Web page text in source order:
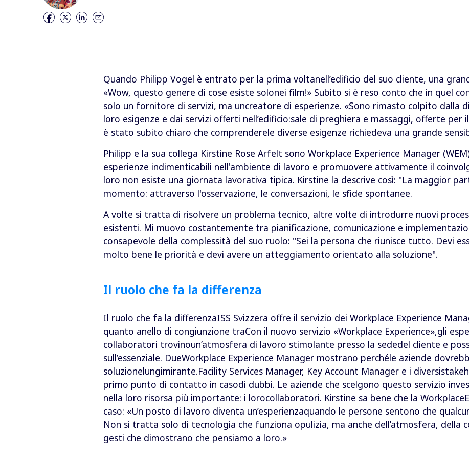
Quando Philipp Vogel è entrato per la prima voltanell’edificio del suo cliente, una
«Wow, questo genere di cose esiste solonei film!» Subito si è reso conto che in quel
solo un fornitore di servizi, ma uncreatore di esperienze. «Sono rimasto colpito dalla
loro esigenze e dai servizi offerti nell’edificio:sale di preghiera e massaggi, offerte per
è stato subito chiaro che comprenderele diverse esigenze richiedeva una grande
Philipp e la sua collega Kirstine Rose Arfelt sono Workplace Experience Manager
esperienze indimenticabili nell'ambiente di lavoro e promuovere attivamente il
loro non esiste una giornata lavorativa tipica. Kirstine la descrive così: "La maggior
momento: attraverso l'osservazione, le conversazioni, le sfide spontanee.
A volte si tratta di risolvere un problema tecnico, altre volte di introdurre nuovi
esistenti. Mi muovo costantemente tra pianificazione, comunicazione e
consapevole della complessità del suo ruolo: "Sei la persona che riunisce tutto. Devi
molto bene le priorità e devi avere un atteggiamento orientato alla soluzione".
Il ruolo che fa la differenza
Il ruolo che fa la differenzaISS Svizzera offre il servizio dei Workplace Experience
quanto anello di congiunzione traCon il nuovo servizio «Workplace Experience»,gli
collaboratori trovinoun’atmosfera di lavoro stimolante presso la sededel cliente e
sull’essenziale. DueWorkplace Experience Manager mostrano perchéle aziende
soluzionelungimirante.Facility Services Manager, Key Account Manager e i
primo punto di contatto in casodi dubbi. Le aziende che scelgono questo servizio
nella loro risorsa più importante: i lorocollaboratori. Kirstine sa bene che la
caso: «Un posto di lavoro diventa un’esperienzaquando le persone sentono che
Non si tratta solo di tecnologia che funziona opulizia, ma anche dell’atmosfera, della
gesti che dimostrano che pensiamo a loro.»